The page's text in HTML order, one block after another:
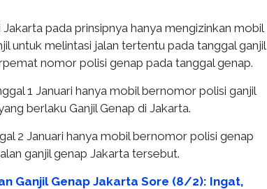
Jakarta pada prinsipnya hanya mengizinkan mobil
untuk melintasi jalan tertentu pada tanggal ganjil
nomor polisi genap pada tanggal genap.
1 Januari hanya mobil bernomor polisi ganjil
berlaku Ganjil Genap di Jakarta.
2 Januari hanya mobil bernomor polisi genap
ganjil genap Jakarta tersebut.
Ganjil Genap Jakarta Sore (8/2): Ingat,